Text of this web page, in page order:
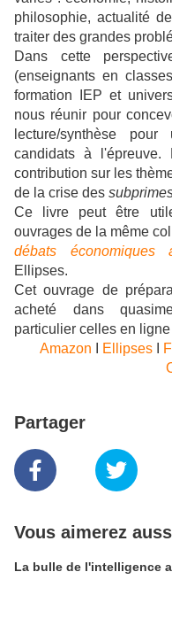
philosophie, actualité
traiter des grandes
Dans cette
(enseignants en
formation IEP et
nous réunir pour
lecture/synthèse
candidats à
contribution sur les
de la crise des
Ce livre peut être
ouvrages de la même
débats économiques
Ellipses.
Cet ouvrage de
acheté dans
particulier celles en
Amazon
Ellipses
Partager
Vous aimerez
La bulle de l'intelligence